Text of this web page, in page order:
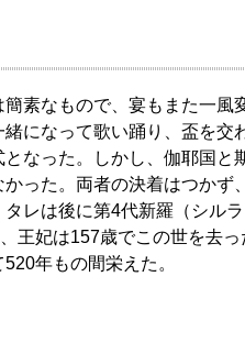
素なもので、宴もまた一風
になって歌い踊り、盃を交
となった。しかし、伽耶国と
った。両者の決着はつかず
レは後に第4代新羅（シル
王妃は157歳でこの世を去っ
年もの間栄えた。